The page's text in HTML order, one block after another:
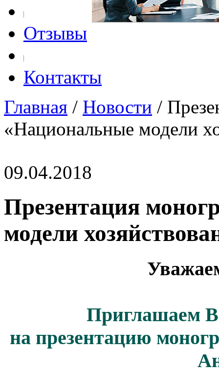
Отзывы
Контакты
Главная / Новости /
«Национальные модели
09.04.2018
Презентация
модели
Приглашаем
на презентацию